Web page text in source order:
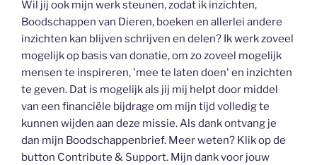
Wil jij ook mijn werk steunen, zodat ik inzichten,
Boodschappen van Dieren, boeken en allerlei andere
inzichten kan blijven schrijven en delen? Ik werk zoveel
mogelijk op basis van donatie, om zo zoveel mogelijk
mensen te inspireren, 'mee te laten doen' en inzichten
te geven. Dat is mogelijk als jij mij helpt door middel
van een financiële bijdrage om mijn tijd volledig te
kunnen wijden aan deze missie. Als dank ontvang je
dan mijn Boodschappenbrief. Meer weten? Klik op de
button Contribute & Support. Mijn dank voor jouw